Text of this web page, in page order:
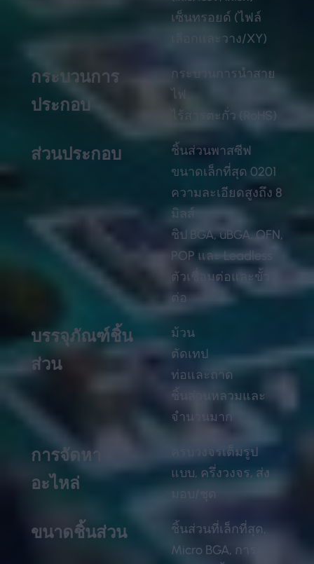
เซ็นทรอยด์ (ไฟล์
เลือกและวาง/XY)
กระบวนการ
ประกอบ
กระบวนการนำสาย
ไฟ
ไร้สารตะกั่ว (RoHS)
ส่วนประกอบ
ชิ้นส่วนพาสซีฟ
ขนาดเล็กที่สุด 0201
ความละเอียดสูงถึง 8
มิลส์
ชิป BGA, uBGA, QFN,
POP และ Leadless
ตัวเชื่อมต่อและขั้ว
ต่อ
บรรจุภัณฑ์ชิ้น
ส่วน
ม้วน
ตัดเทป
ท่อและถาด
ชิ้นส่วนหลวมและ
จำนวนมาก
การจัดหา
อะไหล่
ครบวงจรเต็มรูป
แบบ, ครึ่งวงจร, ส่ง
มอบ/ชุด
ขนาดชิ้นส่วน
ชิ้นส่วนที่เล็กที่สุด,
Micro BGA, การ